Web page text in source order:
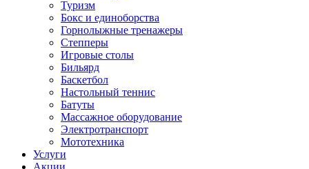
Туризм
Бокс и единоборства
Горнолыжные тренажеры
Степперы
Игровые столы
Бильярд
Баскетбол
Настольный теннис
Батуты
Массажное оборудование
Электротранспорт
Мототехника
Услуги
Акции